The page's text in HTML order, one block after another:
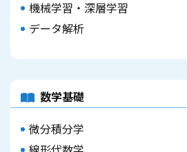
機械学習・深層学習
データ解析
数学基礎
微分積分学